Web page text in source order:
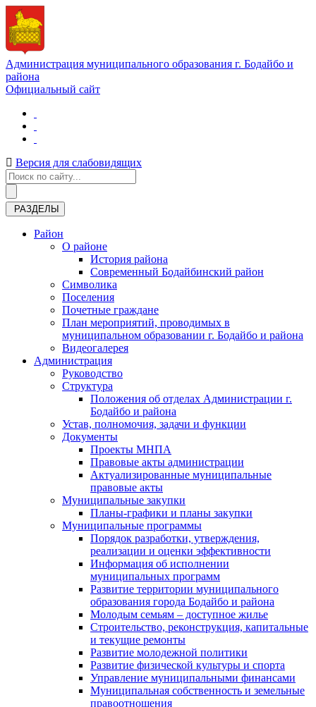
Администрация муниципального образования г. Бодайбо и
района
Официальный сайт
Версия для слабовидящих
РАЗДЕЛЫ
Район
О районе
История района
Современный Бодайбинский район
Символика
Поселения
Почетные граждане
План мероприятий, проводимых в
муниципальном образовании г. Бодайбо и района
Видеогалерея
Администрация
Руководство
Структура
Положения об отделах Администрации г.
Бодайбо и района
Устав, полномочия, задачи и функции
Документы
Проекты МНПА
Правовые акты администрации
Актуализированные муниципальные
правовые акты
Муниципальные закупки
Планы-графики и планы закупки
Муниципальные программы
Порядок разработки, утверждения,
реализации и оценки эффективности
Информация об исполнении
муниципальных программ
Развитие территории муниципального
образования города Бодайбо и района
Молодым семьям – доступное жилье
Строительство, реконструкция, капитальные
и текущие ремонты
Развитие молодежной политики
Развитие физической культуры и спорта
Управление муниципальными финансами
Муниципальная собственность и земельные
правоотношения